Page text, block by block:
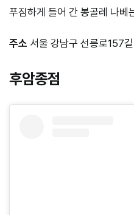
푸짐하게 들어 간 봉골레 나베
주소 서울 강남구 선릉로157
후암종점